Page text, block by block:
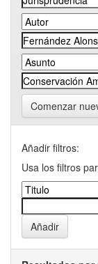
Comenzar
Añadir filtros:
Usa los filtros